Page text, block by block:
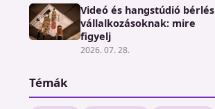
Videó és hangstúdió bérlés
vállalkozásoknak: mire
figyelj
2026. 07. 28.
Témák